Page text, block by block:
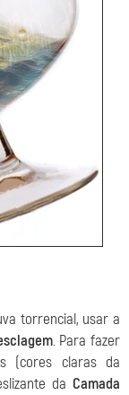
torrencial, usar a
. Para fazer
(cores claras da
da Camada